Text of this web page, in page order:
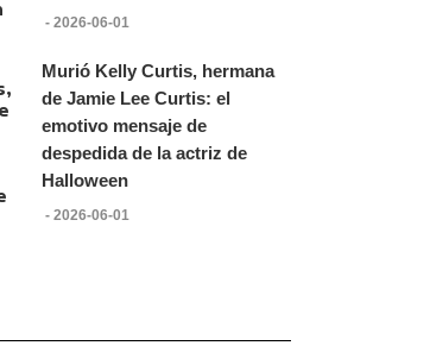
- 2026-06-01
Murió Kelly Curtis, hermana
de Jamie Lee Curtis: el
emotivo mensaje de
despedida de la actriz de
Halloween
- 2026-06-01